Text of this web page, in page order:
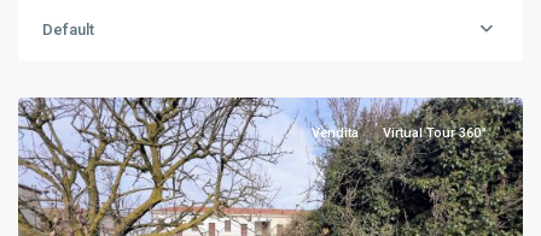
Default
Vendita Virtual Tour 360°